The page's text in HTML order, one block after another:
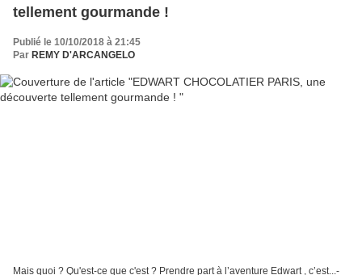
tellement gourmande !
Publié le 10/10/2018 à 21:45
Par REMY D'ARCANGELO
Mais quoi ? Qu'est-ce que c'est ? Prendre part à l’aventure Edwart , c’est...-